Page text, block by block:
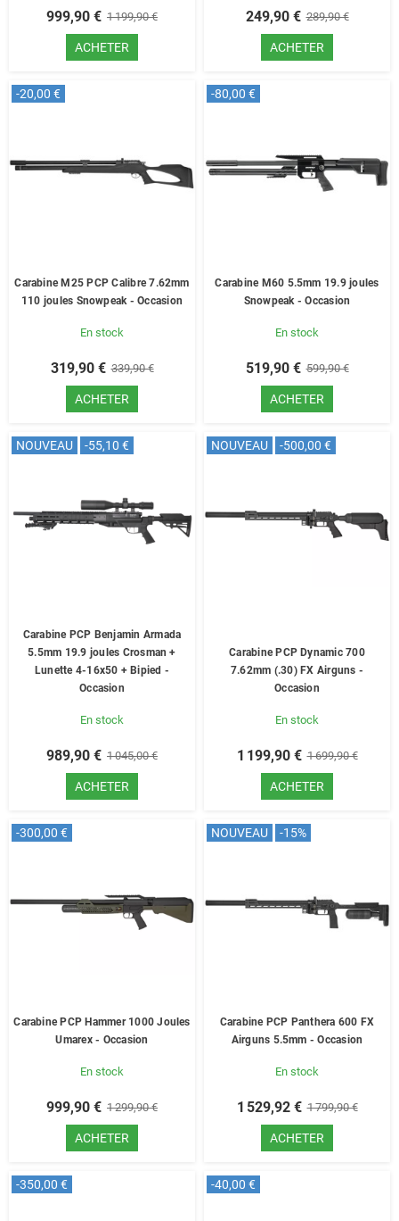
999,90 € 1 199,90 €
ACHETER
249,90 € 289,90 €
ACHETER
-20,00 €
Carabine M25 PCP Calibre 7.62mm
110 joules Snowpeak - Occasion
En stock
319,90 € 339,90 €
ACHETER
-80,00 €
Carabine M60 5.5mm 19.9 joules
Snowpeak - Occasion
En stock
519,90 € 599,90 €
ACHETER
-55,10 €
NOUVEAU
Carabine PCP Benjamin Armada
5.5mm 19.9 joules Crosman +
Lunette 4-16x50 + Bipied -
Occasion
En stock
989,90 € 1 045,00 €
ACHETER
-500,00 €
NOUVEAU
Carabine PCP Dynamic 700
7.62mm (.30) FX Airguns -
Occasion
En stock
1 199,90 € 1 699,90 €
ACHETER
-300,00 €
Carabine PCP Hammer 1000 Joules
Umarex - Occasion
En stock
999,90 € 1 299,90 €
ACHETER
-15%
NOUVEAU
Carabine PCP Panthera 600 FX
Airguns 5.5mm - Occasion
En stock
1 529,92 € 1 799,90 €
ACHETER
-350,00 € -40,00 €